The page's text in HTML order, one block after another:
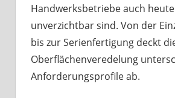
Handwerksbetriebe auch
unverzichtbar sind. Von der
bis zur Serienfertigung deckt
Oberflächenveredelung
Anforderungsprofile ab.